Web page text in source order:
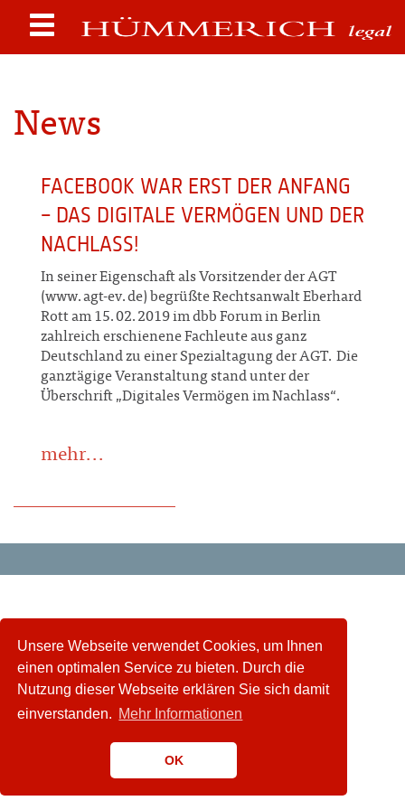
Unsere Webseite verwendet Cookies, um Ihnen
einen optimalen Service zu bieten. Durch die
Nutzung dieser Webseite erklären Sie sich damit
einverstanden. Mehr Informationen
OK
News
FACEBOOK WAR ERST DER ANFANG
– DAS DIGITALE VERMÖGEN UND DER
NACHLASS!
In seiner Eigenschaft als Vorsitzender der AGT
(www.agt-ev.de) begrüßte Rechtsanwalt Eberhard
Rott am 15.02.2019 im dbb Forum in Berlin
zahlreich erschienene Fachleute aus ganz
Deutschland zu einer Spezialtagung der AGT. Die
ganztägige Veranstaltung stand unter der
Überschrift „Digitales Vermögen im Nachlass“.
mehr...